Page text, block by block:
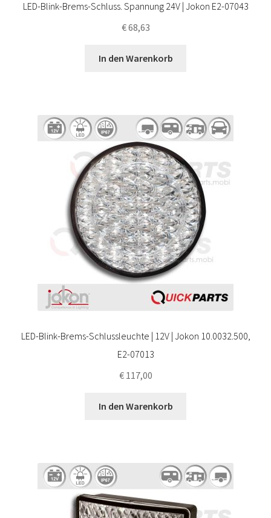
LED-Blink-Brems-Schluss. Spannung 24V | Jokon E2-07043
€68,63
In den Warenkorb
LED-Blink-Brems-Schlussleuchte | 12V | Jokon 10.0032.500,
E2-07013
€117,00
In den Warenkorb